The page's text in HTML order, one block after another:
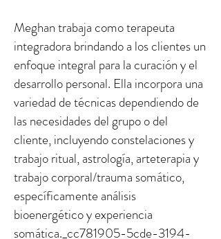
Meghan trabaja como terapeuta
integradora brindando a los clientes un
enfoque integral para la curación y el
desarrollo personal. Ella incorpora una
variedad de técnicas dependiendo de
las necesidades del grupo o del
cliente, incluyendo constelaciones y
trabajo ritual, astrología, arteterapia y
trabajo corporal/trauma somático,
específicamente análisis
bioenergético y experiencia
somática._cc781905-5cde-3194-